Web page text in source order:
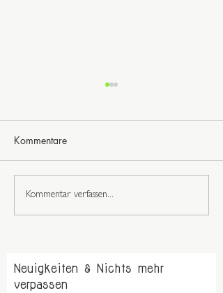
Kommentare
Kommentar verfassen...
Neuigkeiten & Nichts mehr
verpassen